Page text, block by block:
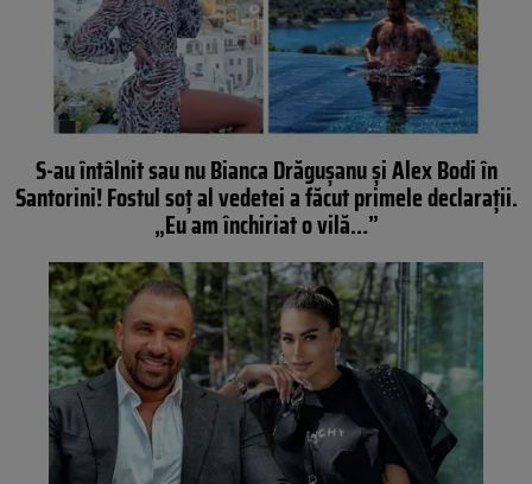
S-au întâlnit sau nu Bianca Drăgușanu și Alex Bodi în
Santorini! Fostul soț al vedetei a făcut primele declarații.
„Eu am închiriat o vilă…”